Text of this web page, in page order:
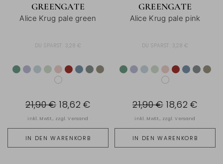
GREENGATE
Alice Krug pale green
DU SPARST: 3,28 €
IN DEN WARENKORB
21,90 € 18,62 €
inkl. MwSt., zzgl.Versand
GREENGATE
Alice Krug pale pink
DU SPARST: 3,28 €
IN DEN WARENKORB
21,90 € 18,62 €
inkl. MwSt., zzgl.Versand